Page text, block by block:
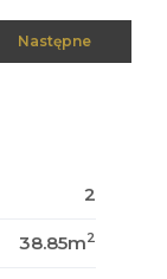
Następne
2
38.85m2